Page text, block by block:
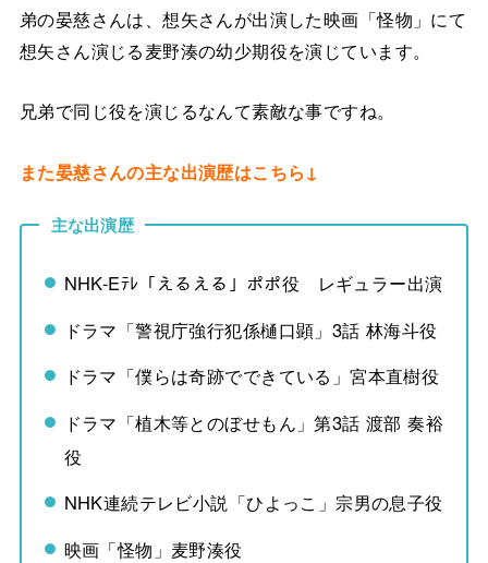
弟の晏慈さんは、想矢さんが出演した映画「怪物」にて
想矢さん演じる麦野湊の幼少期役を演じています。
兄弟で同じ役を演じるなんて素敵な事ですね。
また晏慈さんの主な出演歴はこちら↓
主な出演歴
NHK-Eﾃﾚ「えるえる」ポポ役 レギュラー出演
ドラマ「警視庁強行犯係樋口顕」3話 林海斗役
ドラマ「僕らは奇跡でできている」宮本直樹役
ドラマ「植木等とのぼせもん」第3話 渡部 奏裕
役
NHK連続テレビ小説「ひよっこ」宗男の息子役
映画「怪物」麦野湊役